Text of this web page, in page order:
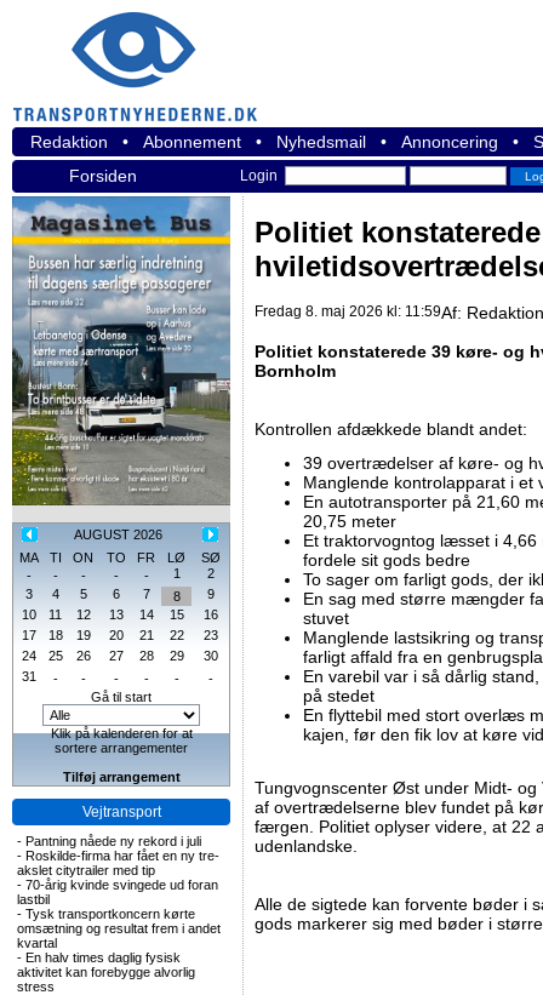
Redaktion • Abonnement • Nyhedsmail • Annoncering •
Forsiden
Login
AUGUST 2026
MA
TI ON TO FR LØ
SØ
-
- - - - 1
2
3
4 5 6 7 8
9
10
11 12 13 14 15
16
17
18 19 20 21 22
23
24
25 26 27 28 29
30
31
- - - - -
-
Gå til start
Klik på kalenderen for at
sortere arrangementer
Tilføj arrangement
Vejtransport
- Pantning nåede ny rekord i juli
- Roskilde-firma har fået en ny tre-
akslet citytrailer med tip
- 70-årig kvinde svingede ud foran
lastbil
- Tysk transportkoncern kørte
omsætning og resultat frem i andet
kvartal
- En halv times daglig fysisk
aktivitet kan forebygge alvorlig
stress
Politiet
Fredag 8. maj 2026 kl: 11:59Af:
Politiet konstaterede 39 køre- og
Bornholm
Kontrollen afdækkede blandt andet:
39 overtrædelser af køre- og
Manglende kontrolapparat i et
En autotransporter på 21,60
20,75 meter
Et traktorvogntog læsset i
fordele sit gods bedre
To sager om farligt gods, der
En sag med større mængder
stuvet
Manglende lastsikring og
farligt affald fra en
En varebil var i så dårlig
på stedet
En flyttebil med stort overlæs
kajen, før den fik lov at køre
Tungvognscenter Øst under Midt-
af overtrædelserne blev fundet på
færgen. Politiet oplyser videre, at 22
udenlandske.
Alle de sigtede kan forvente bøder i
gods markerer sig med bøder i